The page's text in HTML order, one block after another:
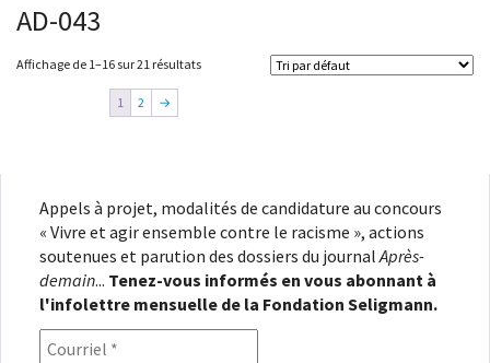
AD-043
Affichage de 1–16 sur 21 résultats
1 2 →
Appels à projet, modalités de candidature au concours
« Vivre et agir ensemble contre le racisme », actions
soutenues et parution des dossiers du journalAprès-
demain... Tenez-vous informés en vous abonnant à
l'infolettre mensuelle de la Fondation Seligmann.